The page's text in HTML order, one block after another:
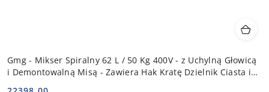
Gmg - Mikser Spiralny 62 L / 50 Kg 400V - z Uchylną Głowicą
i Demontowalną Misą - Zawiera Hak Kratę Dzielnik Ciasta i